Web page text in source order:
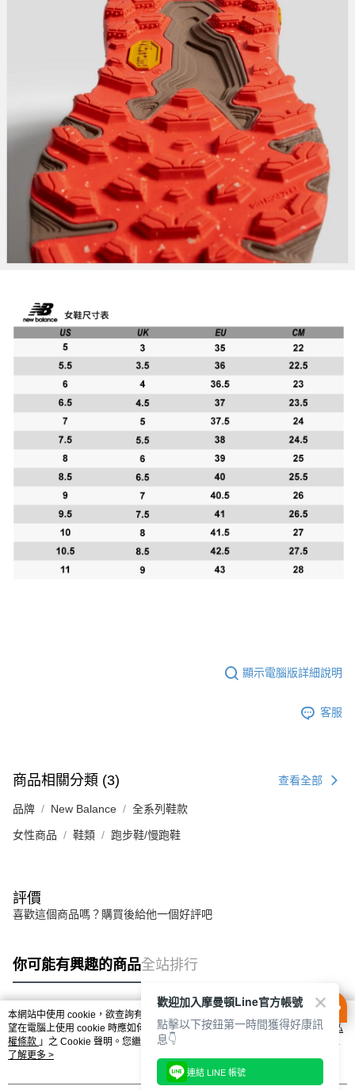
顯示電腦版詳細說明
客服
商品相關分類 (3) 查看全部
品牌 New Balance 全系列鞋款
女性商品 鞋類 跑步鞋/慢跑鞋
評價
喜歡這個商品嗎？購買後給他一個好評吧
你可能有興趣的商品全站排行
熱門標籤
本網站中使用 cookie，欲查詢有關本網站使用 cookie 方式之詳情，及若您不希
望在電腦上使用 cookie 時應如何變更電腦的 cookie 設定，請參閱本網站「
隱私
權條款 」之 Cookie 聲明。您繼續使用本網站即表示您同意本公司得按本網站使
用條款之 Cookie 聲明使用 cookie。
了解更多 >
歡迎加入摩曼頓Line官方帳號
點擊以下按鈕第一時間獲得好康訊
息👇
連結 LINE 帳號